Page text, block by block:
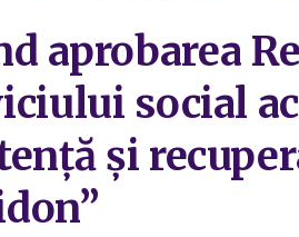
aprobarea
social
și